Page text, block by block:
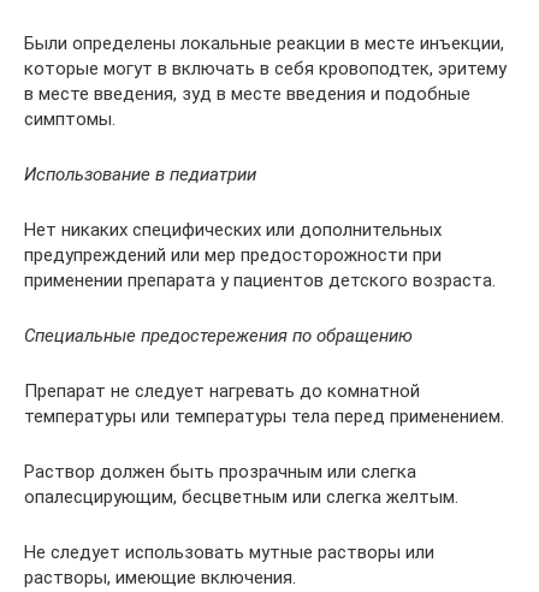
Были определены локальные реакции в месте инъекции,
которые могут в включать в себя кровоподтек, эритему
в месте введения, зуд в месте введения и подобные
симптомы.
Использование в педиатрии
Нет никаких специфических или дополнительных
предупреждений или мер предосторожности при
применении препарата у пациентов детского возраста.
Специальные предостережения по обращению
Препарат не следует нагревать до комнатной
температуры или температуры тела перед применением.
Раствор должен быть прозрачным или слегка
опалесцирующим, бесцветным или слегка желтым.
Не следует использовать мутные растворы или
растворы, имеющие включения.